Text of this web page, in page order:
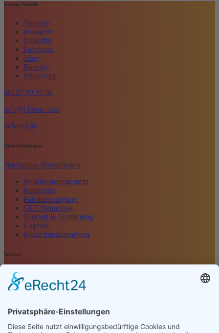
i-bema GmbH
Youtube
Instagram
LinkedIn
Facebook
Xing
Bluesky
WhatsApp
06127 99 97 00
info@i-bema.com
WhatsApp
Dienstleistungen
Navigation überspringen
Behältermanagement
Reinigung
Palettenreinigung
GLT-Reinigung
Verkauf & Vermietung
Logistik
Restschmutzanalysen
Service
Navigation überspringen
Kontakt
Anfrage
Impressum
Datenschutz